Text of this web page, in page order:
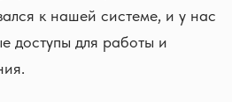
к нашей системе, и у нас
доступы для работы и